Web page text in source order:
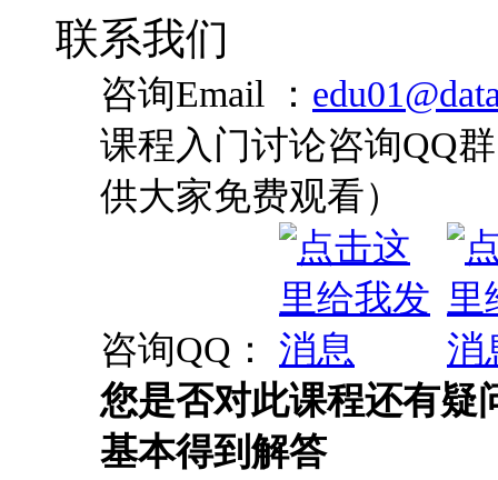
联系我们
咨询Email ：
课程入门讨论咨询QQ
供大家免费观看）
咨询QQ：
您是否对此课程还有疑
基本得到解答